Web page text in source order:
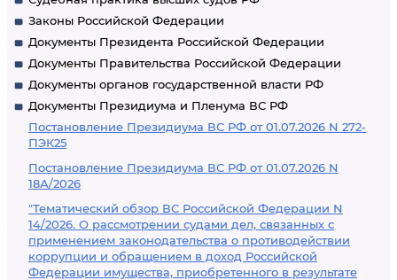
Законы Российской Федерации
Документы Президента Российской Федерации
Документы Правительства Российской Федерации
Документы органов государственной власти РФ
Документы Президиума и Пленума ВС РФ
Постановление Президиума ВС РФ от 01.07.2026 N 272-
ПЭК25
Постановление Президиума ВС РФ от 01.07.2026 N
18А/2026
"Тематический обзор ВС Российской Федерации N
14/2026. О рассмотрении судами дел, связанных с
применением законодательства о противодействии
коррупции и обращением в доход Российской
Федерации имущества, приобретенного в результате